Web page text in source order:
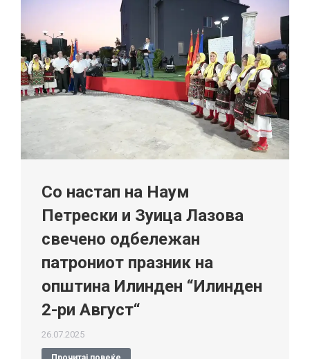
Со настап на Наум
Петрески и Зуица Лазова
свечено одбележан
патрониот празник на
општина Илинден “Илинден
2-ри Август“
26.07.2025